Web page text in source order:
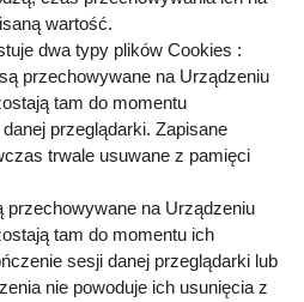
wartość.
dwa typy plików Cookies :
przechowywane na Urządzeniu
tam do momentu
przeglądarki. Zapisane
trwale usuwane z pamięci
przechowywane na Urządzeniu
tam do momentu ich
sesji danej przeglądarki lub
nie powoduje ich usunięcia z